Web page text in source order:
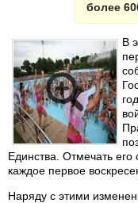
более
В
Единства. Отмечать
каждое первое
Наряду с этими